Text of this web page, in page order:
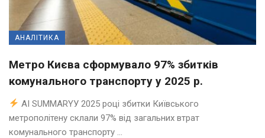
АНАЛІТИКА
Метро Києва сформувало 97% збитків
комунального транспорту у 2025 р.
AI SUMMARYУ 2025 році збитки Київського
метрополітену склали 97% від загальних втрат
комунального транспорту ...